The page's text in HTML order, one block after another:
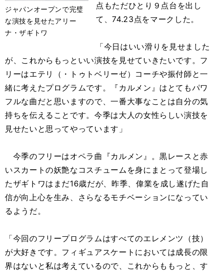
ジャパンオープンで完璧
な演技を見せたアリー
ナ・ザギトワ
点もただひとり９点台を出し
て、74.23点をマークした。
「今日はいい滑りを見せました
が、これからもっといい演技を見せていきたいです。フ
リーはエテリ（・トゥトベリーゼ）コーチや振付師と一
緒に考えたプログラムです。『カルメン』はとてもパワ
フルな曲だと思いますので、一番大事なことは自分の気
持ちを伝えることです。今季は大人の女性らしい演技を
見せたいと思ってやっています」
今季のフリーはオペラ曲『カルメン』。黒レースと赤
いスカートの妖艶なコスチュームを身にまとって登場し
たザギトワはまだ16歳だが、昨季、偉業を成し遂げた自
信が向上心を生み、さらなるモチベーションになってい
るようだ。
「今回のフリープログラムはすべてのエレメンツ（技）
が大好きです。フィギュアスケートにおいては成長の限
界はないと私は考えているので、これからももっと、す